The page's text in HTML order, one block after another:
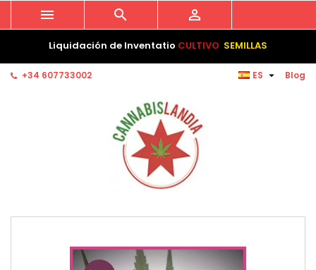
Liquidación de Inventatio CULTIVO SEMILLAS
Blog
+34 607733002 ES 
  